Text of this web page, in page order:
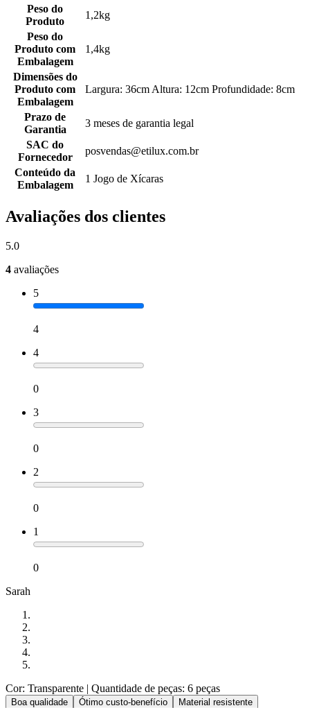
Peso do
Produto
1,2kg
Peso do
Produto com
Embalagem
1,4kg
Dimensões do
Produto com
Embalagem
Largura: 36cm Altura: 12cm Profundidade: 8cm
Prazo de
Garantia
3 meses de garantia legal
SAC do
Fornecedor
posvendas@etilux.com.br
Conteúdo da
Embalagem
1 Jogo de Xícaras
Avaliações dos clientes
5.0
4 avaliações
5
4
4
0
3
0
2
0
1
0
Sarah
Cor: Transparente | Quantidade de peças: 6 peças
Boa qualidade Ótimo custo-benefício
Material resistente